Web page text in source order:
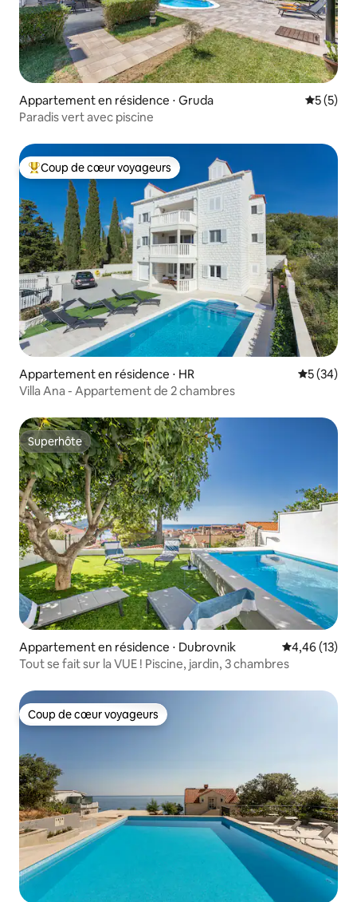
Appartement en résidence ⋅ Gruda
5 (5)
Paradis vert avec piscine
Coups de cœur voyageurs les plus appréciés
Coup de cœur voyageurs
Appartement en résidence ⋅ HR
5 (34)
Villa Ana - Appartement de 2 chambres
Superhôte
Superhôte
Appartement en résidence ⋅ Dubrovnik Évaluation
4,46 (13)
Tout se fait sur la VUE ! Piscine, jardin, 3 chambres
Coup de cœur voyageurs
Coup de cœur voyageurs